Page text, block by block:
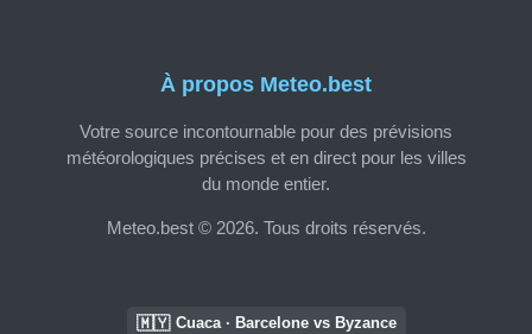
À propos Meteo.best
Votre source incontournable pour des prévisions
météorologiques précises et en direct pour les villes
du monde entier.
Meteo.best © 2026. Tous droits réservés.
🇲🇾 Cuaca · Barcelone vs Byzance